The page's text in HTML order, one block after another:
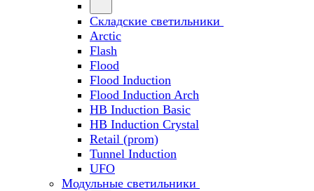
Складские светильники
Arctic
Flash
Flood
Flood Induction
Flood Induction Arch
HB Induction Basic
HB Induction Crystal
Retail (prom)
Tunnel Induction
UFO
Модульные светильники